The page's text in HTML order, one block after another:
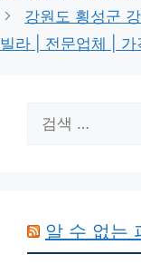
강원도 횡성군
빌라 | 전문업체 |
색:
알 수 없는